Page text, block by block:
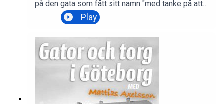
på den gata som fått sitt namn "med tanke på att
den öppna platsen Silverkällan, som gatan mynnar
ut i, syntes lämpa sig för resande av
majstång."Foto: Majstångsgatan 11 Majorna
Play